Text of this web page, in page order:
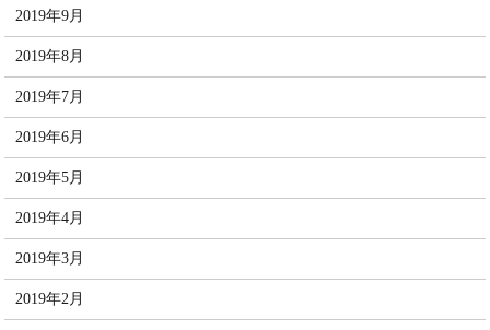
2019年9月
2019年8月
2019年7月
2019年6月
2019年5月
2019年4月
2019年3月
2019年2月